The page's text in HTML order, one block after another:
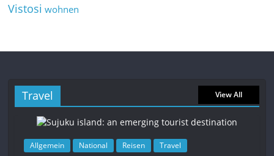
Vistosi wohnen
Travel View All
Allgemein National Reisen Travel